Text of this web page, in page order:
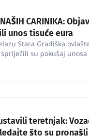
NAŠIH CARINIKA:
unos tisuće eura
Stara Gradiška
su pokušaj unosa
teretnjak:
što su pronašli